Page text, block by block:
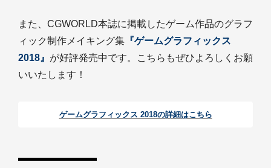
また、CGWORLD本誌に掲載したゲーム作品のグラフ
ィック制作メイキング集 『ゲームグラフィックス
2018』 が好評発売中です。こちらもぜひよろしくお願
いいたします！
ゲームグラフィックス 2018の詳細はこちら